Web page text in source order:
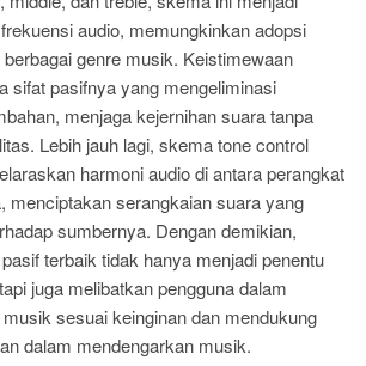
audio, memungkinkan adopsi
genre musik. Keistimewaan
sifat pasifnya yang mengeliminasi
menjaga kejernihan suara tanpa
Lebih jauh lagi, skema tone control
harmoni audio di antara perangkat
menciptakan serangkaian suara yang
sumbernya. Dengan demikian,
terbaik tidak hanya menjadi penentu
juga melibatkan pengguna dalam
sesuai keinginan dan mendukung
dalam mendengarkan musik.